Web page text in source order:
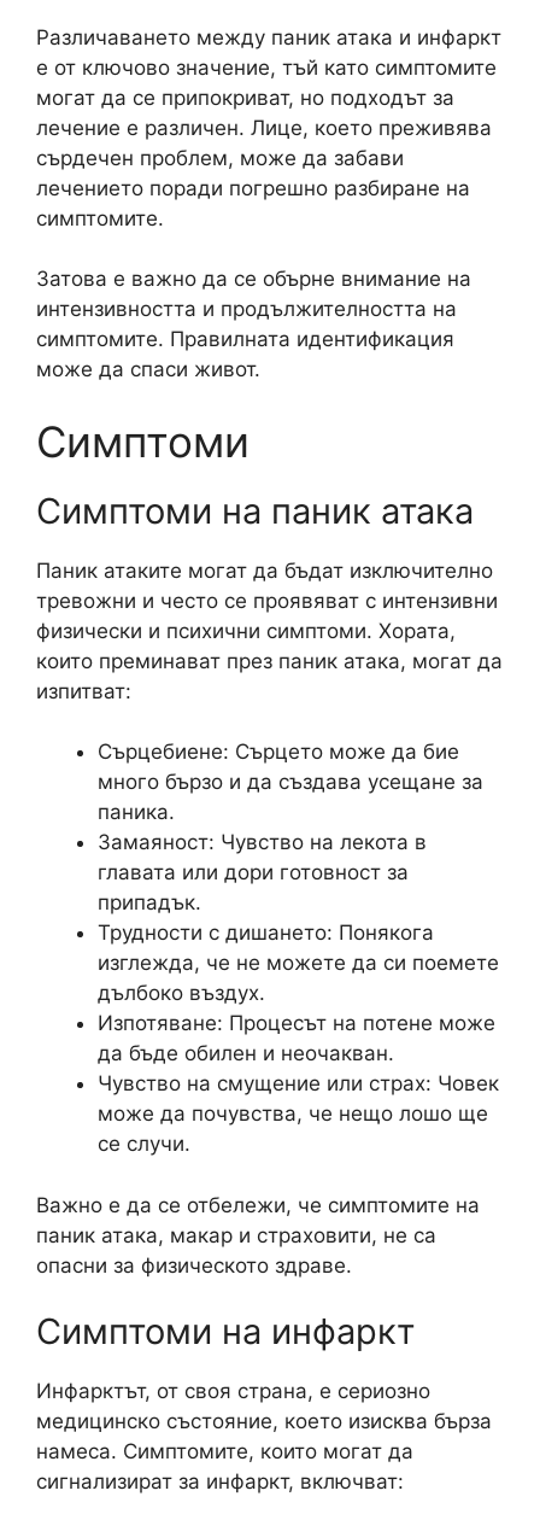
Различаването между паник атака и инфаркт
е от ключово значение, тъй като симптомите
могат да се припокриват, но подходът за
лечение е различен. Лице, което преживява
сърдечен проблем, може да забави
лечението поради погрешно разбиране на
симптомите.
Затова е важно да се обърне внимание на
интензивността и продължителността на
симптомите. Правилната идентификация
може да спаси живот.
Симптоми
Симптоми на паник атака
Паник атаките могат да бъдат изключително
тревожни и често се проявяват с интензивни
физически и психични симптоми. Хората,
които преминават през паник атака, могат да
изпитват:
Сърцебиене: Сърцето може да бие
много бързо и да създава усещане за
паника.
Замаяност: Чувство на лекота в
главата или дори готовност за
припадък.
Трудности с дишането: Понякога
изглежда, че не можете да си поемете
дълбоко въздух.
Изпотяване: Процесът на потене може
да бъде обилен и неочакван.
Чувство на смущение или страх: Човек
може да почувства, че нещо лошо ще
се случи.
Важно е да се отбележи, че симптомите на
паник атака, макар и страховити, не са
опасни за физическото здраве.
Симптоми на инфаркт
Инфарктът, от своя страна, е сериозно
медицинско състояние, което изисква бърза
намеса. Симптомите, които могат да
сигнализират за инфаркт, включват: